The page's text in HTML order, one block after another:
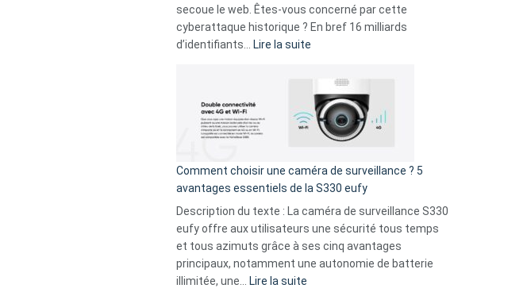
avec
9
amis
secoue le web. Êtes-vous concerné par cette
cyberattaque historique ? En bref 16 milliards
d’identifiants…
Lire la suite
record
La
fuite
16
milliards
données
menace
Facebook,
Telegram
Comment choisir une caméra de surveillance ? 5
avantages essentiels de la S330 eufy
Description du texte : La caméra de surveillance S330
eufy offre aux utilisateurs une sécurité tous temps
et tous azimuts grâce à ses cinq avantages
principaux, notamment une autonomie de batterie
illimitée, une…
Lire la suite